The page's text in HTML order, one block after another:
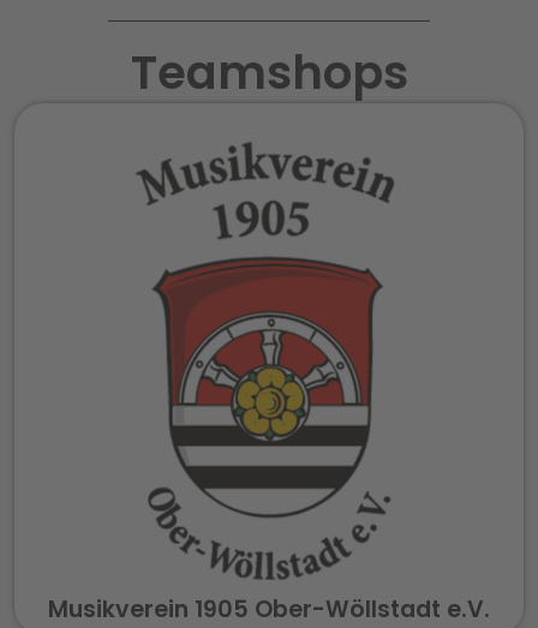
Teamshops
Musikverein 1905 Ober-Wöllstadt e.V.